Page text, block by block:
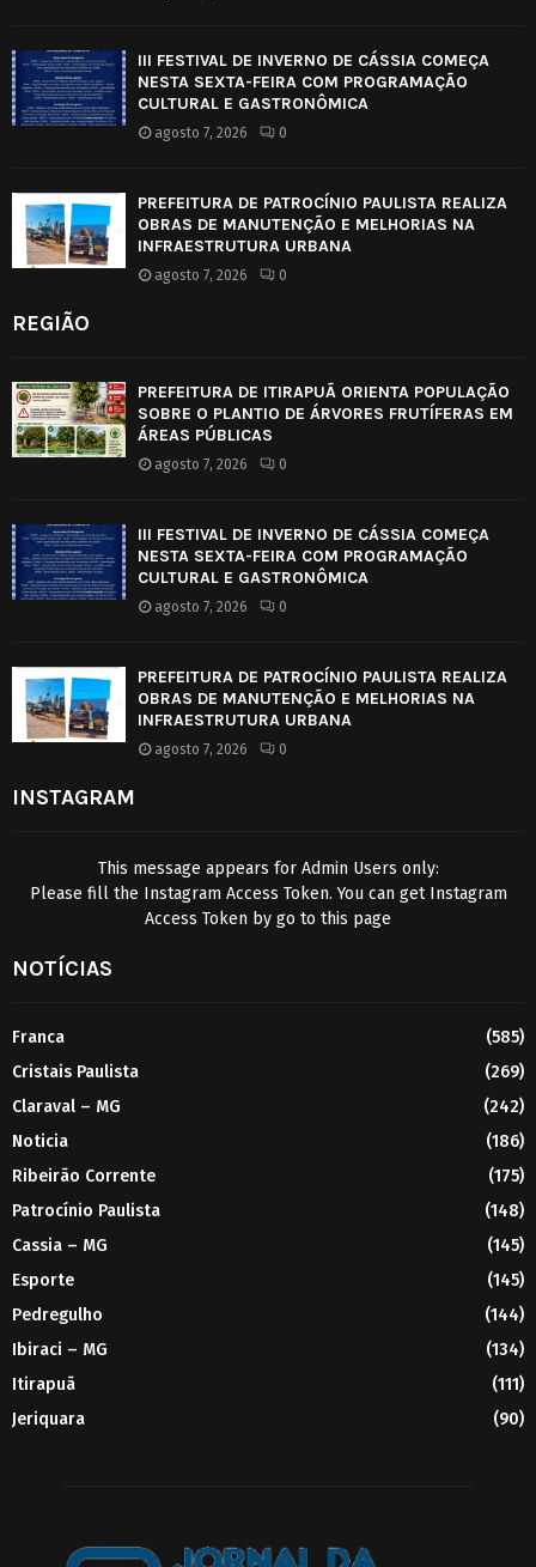
III FESTIVAL DE INVERNO DE CÁSSIA COMEÇA
NESTA SEXTA-FEIRA COM PROGRAMAÇÃO
CULTURAL E GASTRONÔMICA
agosto 7, 2026 0
PREFEITURA DE PATROCÍNIO PAULISTA REALIZA
OBRAS DE MANUTENÇÃO E MELHORIAS NA
INFRAESTRUTURA URBANA
agosto 7, 2026 0
REGIÃO
PREFEITURA DE ITIRAPUÃ ORIENTA POPULAÇÃO
SOBRE O PLANTIO DE ÁRVORES FRUTÍFERAS EM
ÁREAS PÚBLICAS
agosto 7, 2026 0
III FESTIVAL DE INVERNO DE CÁSSIA COMEÇA
NESTA SEXTA-FEIRA COM PROGRAMAÇÃO
CULTURAL E GASTRONÔMICA
agosto 7, 2026 0
PREFEITURA DE PATROCÍNIO PAULISTA REALIZA
OBRAS DE MANUTENÇÃO E MELHORIAS NA
INFRAESTRUTURA URBANA
agosto 7, 2026 0
INSTAGRAM
This message appears for Admin Users only:
Please fill the Instagram Access Token. You can get Instagram
Access Token by go to this page
NOTÍCIAS
Franca
(585)
Cristais Paulista
(269)
Claraval – MG
(242)
Noticia
(186)
Ribeirão Corrente
(175)
Patrocínio Paulista
(148)
Cassia – MG
(145)
Esporte
(145)
Pedregulho
(144)
Ibiraci – MG
(134)
Itirapuã
(111)
Jeriquara
(90)